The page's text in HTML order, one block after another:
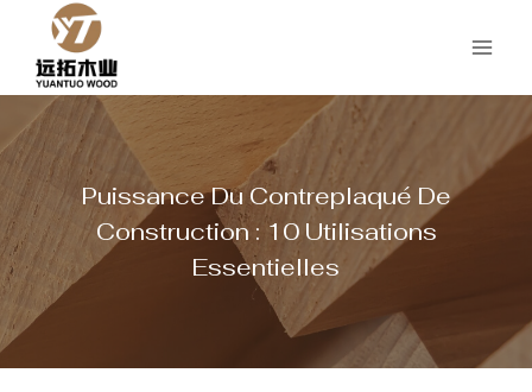
contenu
Puissance Du Contreplaqué De
Construction : 10 Utilisations
Essentielles